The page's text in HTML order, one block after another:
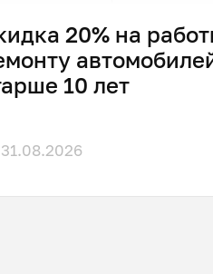
20% на
10 лет